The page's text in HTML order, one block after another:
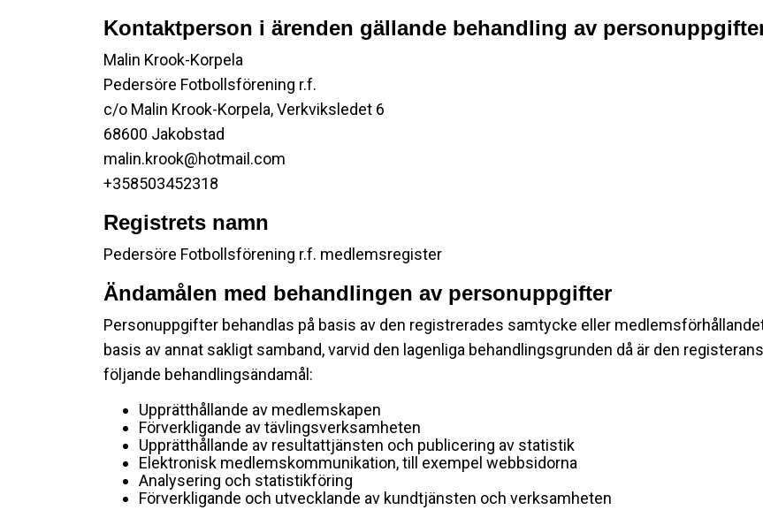
Kontaktperson i ärenden gällande behandling av
Malin Krook-Korpela
Pedersöre Fotbollsförening r.f.
c/o Malin Krook-Korpela, Verkviksledet 6
68600 Jakobstad
malin.krook@hotmail.com
+358503452318
Registrets namn
Pedersöre Fotbollsförening r.f. medlemsregister
Ändamålen med behandlingen av personuppgifter
Personuppgifter behandlas på basis av den registrerades samtycke eller
basis av annat sakligt samband, varvid den lagenliga behandlingsgrunden då är den
följande behandlingsändamål:
Upprätthållande av medlemskapen
Förverkligande av tävlingsverksamheten
Upprätthållande av resultattjänsten och publicering av statistik
Elektronisk medlemskommunikation, till exempel webbsidorna
Analysering och statistikföring
Förverkligande och utvecklande av kundtjänsten och verksamheten